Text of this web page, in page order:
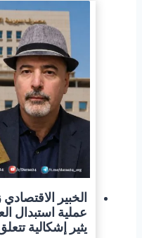
عملية استبدال
يثير إشكالية